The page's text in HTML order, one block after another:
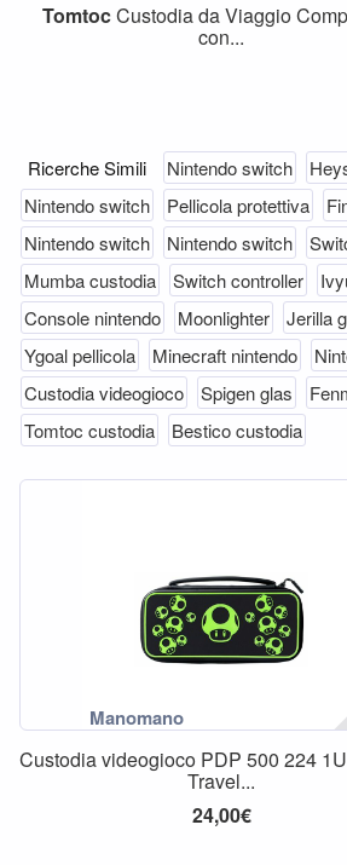
TomtocCustodia da Viaggio
con...
Ricerche Simili Nintendo switch
Nintendo switch
Pellicola protettiva
Nintendo switch
Nintendo switch
Mumba custodia
Switch controller
Console nintendo
Moonlighter Jerilla
Ygoal pellicola
Minecraft nintendo
Custodia videogioco
Spigen glas
Tomtoc custodia
Bestico custodia
Custodia videogioco PDP 500 224
Travel...
24,00€